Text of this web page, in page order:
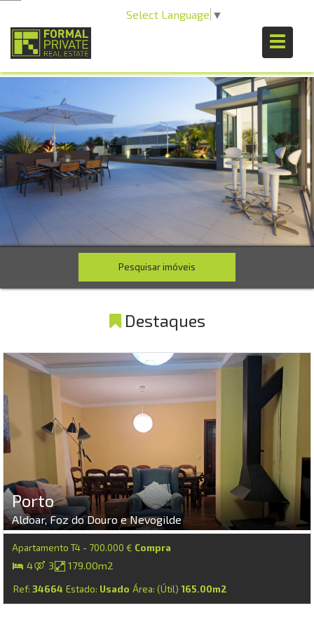
Select Language ▼
Pesquisar imóveis
Destaques
Porto
Aldoar, Foz do Douro e Nevogilde
Apartamento T4 - 700.000 € Compra
4 3 179.00m2
Ref: 34664 Estado: Usado Área: (Útil) 165.00m2